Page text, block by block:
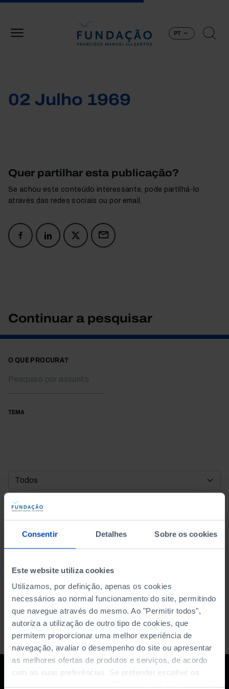
Consentir Detalhes Sobre os cookies
Este website utiliza cookies
Utilizamos, por definição, apenas os cookies
necessários ao normal funcionamento do site, permitindo
que navegue através do mesmo. Ao "Permitir todos",
autoriza a utilização de outro tipo de cookies, que
permitem proporcionar uma melhor experiência de
navegação, avaliar o desempenho do site ou apresentar
as melhores ofertas de produtos e serviços, de acordo
com as suas preferências. Se pretender escolher os
PT
02 Julho 1969
Quer partilhar esta publicação?
Se achou este conteúdo interessante, pode partilhá-lo
através das redes sociais ou por email.
Continuar a pesquisar
O QUE PROCURA?
TEMA
DATA DE INÍCIO
DATA DE FIM